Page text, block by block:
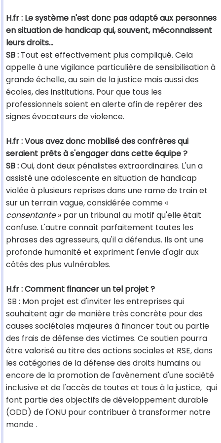
H.fr : Le système n'est donc pas adapté aux personnes
en situation de handicap qui, souvent, méconnaissent
leurs droits…
SB : Tout est effectivement plus compliqué. Cela
appelle à une vigilance particulière de sensibilisation à
grande échelle, au sein de la justice mais aussi des
écoles, des institutions. Pour que tous les
professionnels soient en alerte afin de repérer des
signes évocateurs de violence.
H.fr : Vous avez donc mobilisé des confrères qui
seraient prêts à s'engager dans cette équipe ?
SB :Oui, dont deux pénalistes extraordinaires. L'un a
assisté une adolescente en situation de handicap
violée à plusieurs reprises dans une rame de train et
sur un terrain vague, considérée comme «
consentante» par un tribunal au motif qu'elle était
confuse. L'autre connaît parfaitement toutes les
phrases des agresseurs, qu'il a défendus. Ils ont une
profonde humanité et expriment l'envie d'agir aux
côtés des plus vulnérables.
H.fr : Comment financer un tel projet ?
SB : Mon projet est d'inviter les entreprises qui
souhaitent agir de manière très concrète pour des
causes sociétales majeures à financer tout ou partie
des frais de défense des victimes. Ce soutien pourra
être valorisé au titre des actions sociales et RSE, dans
les catégories de la défense des droits humains ou
encore de la promotion de l'avènement d'une société
inclusive et de l'accès de toutes et tous à la justice, qui
font partie des objectifs de développement durable
(ODD) de l'ONU pour contribuer à transformer notre
monde .